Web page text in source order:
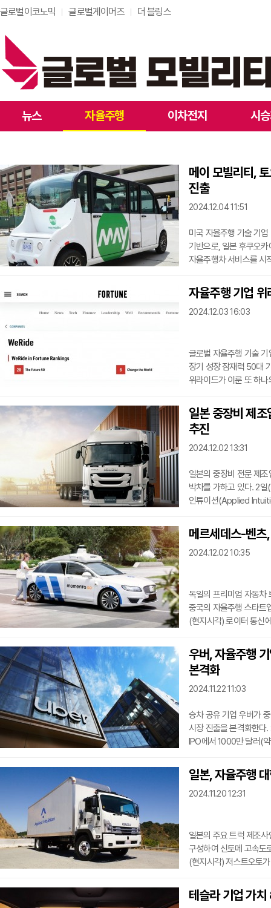
글로벌이코노믹 글로벌게이머즈 더 블링스
뉴스 자율주행 이차전지 시
메이 모빌리티,
진출
2024.12.04 11:51
미국 자율주행 기술 기
기반으로, 일본 후쿠오
자율주행차 서비스를 시
Palette 기반 교통 서비
키트와 다중 정책 의사
실시간으로 분석하고 최
자율주행 기업
2024.12.03 16:03
글로벌 자율주행 기술
장기 성장 잠재력 50대
위라이드가 이룬 또 하
엄격한 평가를 거쳐 장
위라이드는 이번 평가
인정받았으며, 오픈
등 글로벌 유수 기업들과
일본 중장비 제
추진
2024.12.02 13:31
일본의 중장비 전문 제
박차를 가하고 있다. 2일(현지시각) VOI에 따르면, 이스즈는
인튜이션(Applied
이스즈는 자사의 대형
레벨 4는 특정 환경에서
일부 지역에서 자율주행
메르세데스-벤츠
2024.12.02 10:35
독일의 프리미엄 자동차
중국의 자율주행 스타트
(현지시각) 로이터 통신
모멘타에 상당 규모의
핵심 기술 공급업체로
테슬라의 완전 자율주행
경쟁력을 인정받고 있다.
우버, 자율주행
본격화
2024.11.22 11:03
승차 공유 기업 우버가
시장 진출을 본격화한다
IPO에서 1000만 달러(
중이다.Pony.ai의 IPO
대한 답변을 준비하는
2억6000만달러(약
일본, 자율주행
2024.11.20 12:31
일본의 주요 트럭 제조
구성하여 신토메 고속도
(현지시각) 저스트오토
해결을 목표로 한다
정부의 경제산업성
테슬라 기업 가